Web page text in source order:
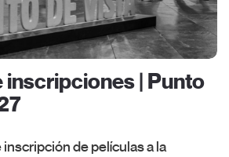
| Punto
de películas a la